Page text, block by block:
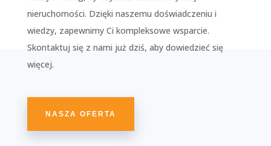
nieruchomości. Dzięki naszemu doświadczeniu i
wiedzy, zapewnimy Ci kompleksowe wsparcie.
Skontaktuj się z nami już dziś, aby dowiedzieć się
więcej.
NASZA OFERTA